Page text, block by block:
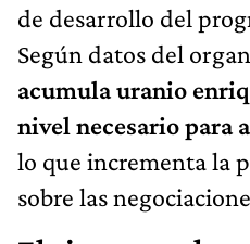
de desarrollo del
Según datos del
acumula uranio
nivel necesario para
lo que incrementa la
sobre las